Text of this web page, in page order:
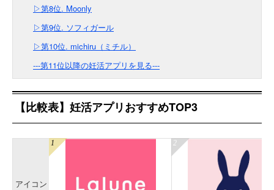
▷第8位. Moonly
▷第9位. ソフィガール
▷第10位. michiru（ミチル）
---第11位以降の妊活アプリを見る---
【比較表】妊活アプリおすすめTOP3
アイコン